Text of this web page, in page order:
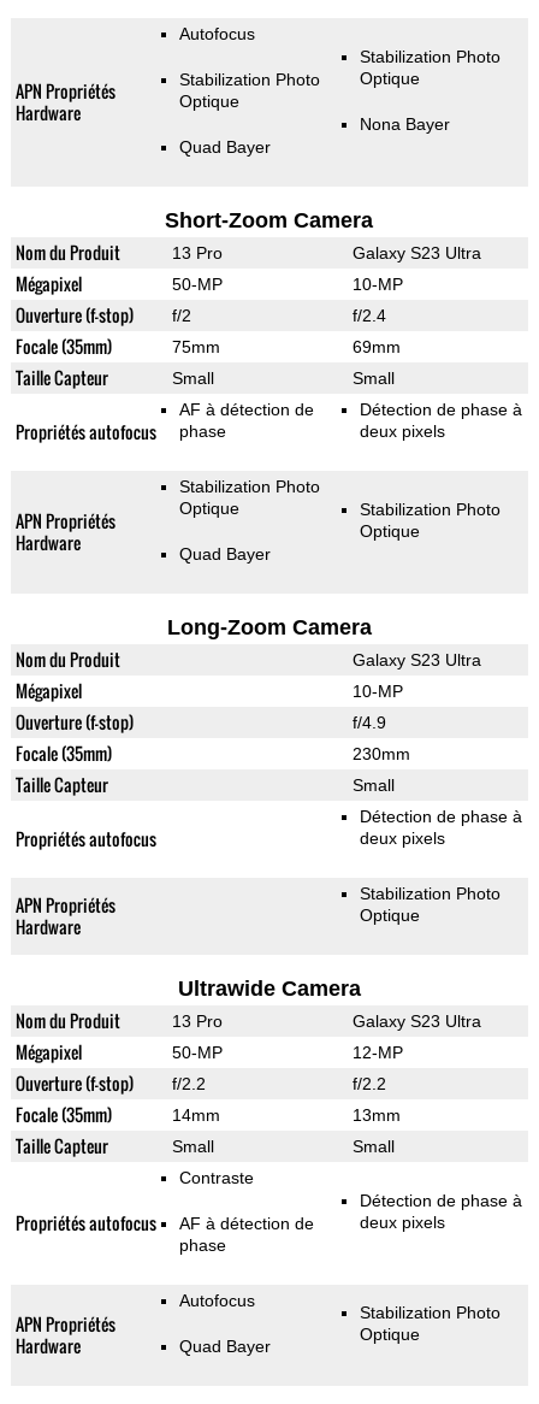
APN Propriétés
Hardware
Autofocus
Stabilization Photo
Optique
Quad Bayer
Stabilization Photo
Optique
Nona Bayer
Short-Zoom Camera
Nom du Produit 13 Pro Galaxy S23 Ultra
Mégapixel 50-MP 10-MP
Ouverture (f-stop) f/2 f/2.4
Focale (35mm) 75mm 69mm
Taille Capteur Small Small
Propriétés autofocus
AF à détection de
phase
Détection de phase à
deux pixels
APN Propriétés
Hardware
Stabilization Photo
Optique
Quad Bayer
Stabilization Photo
Optique
Long-Zoom Camera
Nom du Produit Galaxy S23 Ultra
Mégapixel 10-MP
Ouverture (f-stop) f/4.9
Focale (35mm) 230mm
Taille Capteur Small
Propriétés autofocus
Détection de phase à
deux pixels
APN Propriétés
Hardware
Stabilization Photo
Optique
Ultrawide Camera
Nom du Produit 13 Pro Galaxy S23 Ultra
Mégapixel 50-MP 12-MP
Ouverture (f-stop) f/2.2 f/2.2
Focale (35mm) 14mm 13mm
Taille Capteur Small Small
Propriétés autofocus
Contraste
AF à détection de
phase
Détection de phase à
deux pixels
APN Propriétés
Hardware
Autofocus
Quad Bayer
Stabilization Photo
Optique